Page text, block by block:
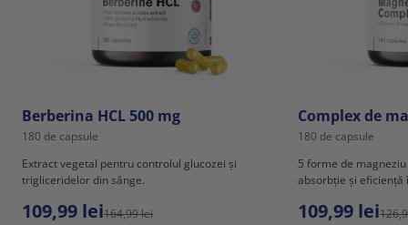
Berberina HCL 500 mg
180 de capsule
Extract vegetal pentru controlul glucozei și
trigliceridelor din sânge.
109,99 lei164,99 lei
Complex de
180 de capsule
5 forme de
absorbție și eficiență
109,99 lei